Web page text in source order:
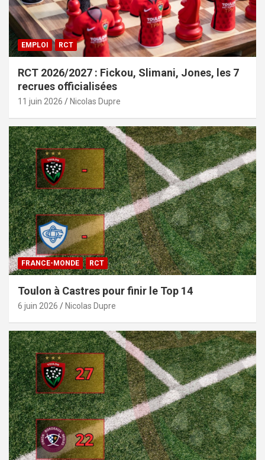
EMPLOI RCT
RCT 2026/2027 : Fickou, Slimani, Jones, les 7
recrues officialisées
11 juin 2026 Nicolas Dupre
FRANCE-MONDE RCT
Toulon à Castres pour finir le Top 14
6 juin 2026 Nicolas Dupre